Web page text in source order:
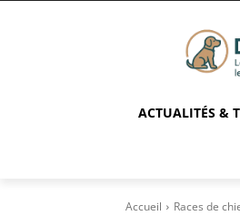
ACTUALITÉS &
Accueil Races de